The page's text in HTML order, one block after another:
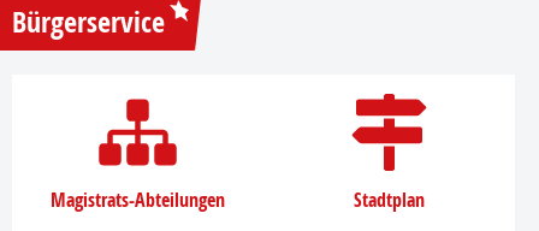
Bürgerservice
Magistrats-Abteilungen Stadtplan